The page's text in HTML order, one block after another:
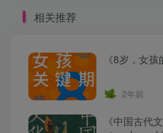
相关推荐
《8岁，女孩
2年前
《中国古代